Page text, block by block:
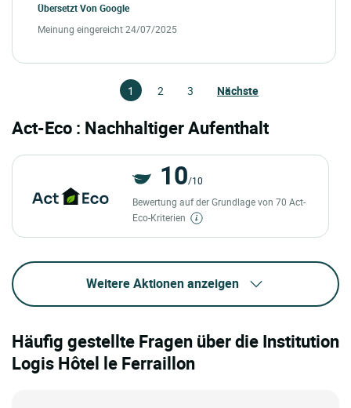
Übersetzt Von Google
Meinung eingereicht 24/07/2025
1 2 3 Nächste
Act-Eco : Nachhaltiger Aufenthalt
10/10
Bewertung auf der Grundlage von 70 Act-
Eco-Kriterien
Weitere Aktionen anzeigen
Häufig gestellte Fragen über die Institution
Logis Hôtel le Ferraillon